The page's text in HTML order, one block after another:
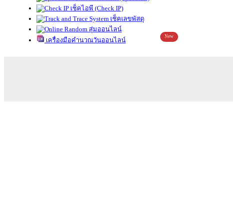
เช็คไอพี (Check IP)
เช็คเลขพัสดุ
สุ่มออนไลน์
เครื่องมือคำนวณวันออนไลน์
New